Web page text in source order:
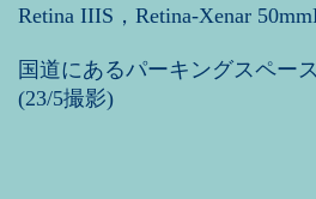
Retina IIIS，Retina-Xenar
国道にあるパーキングスペース
(23/5撮影)